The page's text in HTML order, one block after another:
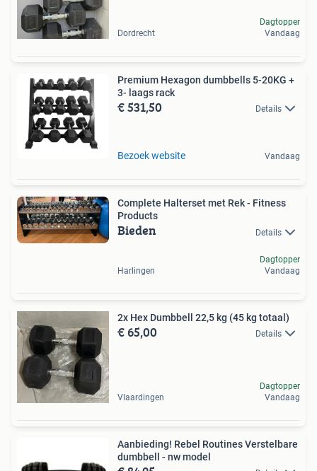
Dordrecht
Dagtopper
Vandaag
Premium Hexagon dumbbells 5-20KG +
3- laags rack
€ 531,50 Details
Bezoek website Vandaag
Complete Halterset met Rek - Fitness
Products
Bieden Details
Harlingen
Dagtopper
Vandaag
2x Hex Dumbbell 22,5 kg (45 kg totaal)
€ 65,00 Details
Vlaardingen
Dagtopper
Vandaag
Aanbieding! Rebel Routines Verstelbare
dumbbell - nw model